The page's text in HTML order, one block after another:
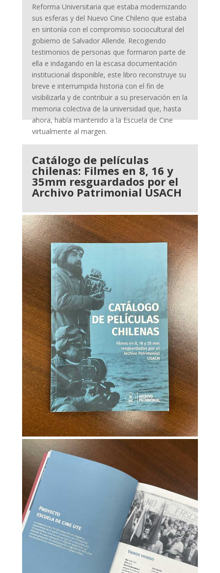
Reforma Universitaria que estaba modernizando
sus esferas y del Nuevo Cine Chileno que estaba
en sintonía con el compromiso sociocultural del
gobierno de Salvador Allende. Recogiendo
testimonios de personas que formaron parte de
ella e indagando en la escasa documentación
institucional disponible, este libro reconstruye su
breve e interrumpida historia con el fin de
visibilizarla y de contribuir a su preservación en la
memoria colectiva de la universidad que, hasta
ahora, había mantenido a la Escuela de Cine
virtualmente al margen.
Catálogo de películas
chilenas: Filmes en 8, 16 y
35mm resguardados por el
Archivo Patrimonial USACH